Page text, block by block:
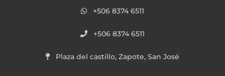
+506 8374 6511
+506 8374 6511
Plaza del castillo, Zapote, San José